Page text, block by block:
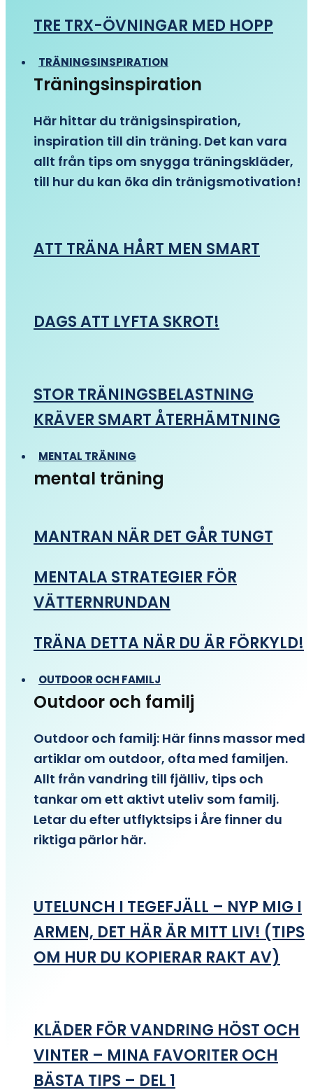
TRE TRX-ÖVNINGAR MED HOPP
TRÄNINGSINSPIRATION
Träningsinspiration
Här hittar du tränigsinspiration,
inspiration till din träning. Det kan vara
allt från tips om snygga träningskläder,
till hur du kan öka din tränigsmotivation!
ATT TRÄNA HÅRT MEN SMART
DAGS ATT LYFTA SKROT!
STOR TRÄNINGSBELASTNING
KRÄVER SMART ÅTERHÄMTNING
MENTAL TRÄNING
mental träning
MANTRAN NÄR DET GÅR TUNGT
MENTALA STRATEGIER FÖR
VÄTTERNRUNDAN
TRÄNA DETTA NÄR DU ÄR FÖRKYLD!
OUTDOOR OCH FAMILJ
Outdoor och familj
Outdoor och familj: Här finns massor med
artiklar om outdoor, ofta med familjen.
Allt från vandring till fjälliv, tips och
tankar om ett aktivt uteliv som familj.
Letar du efter utflyktsips i Åre finner du
riktiga pärlor här.
UTELUNCH I TEGEFJÄLL – NYP MIG I
ARMEN, DET HÄR ÄR MITT LIV! (TIPS
OM HUR DU KOPIERAR RAKT AV)
KLÄDER FÖR VANDRING HÖST OCH
VINTER – MINA FAVORITER OCH
BÄSTA TIPS – DEL 1